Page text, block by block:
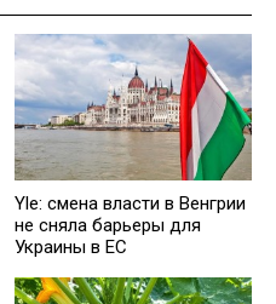
Yle: смена власти в Венгрии
не сняла барьеры для
Украины в ЕС